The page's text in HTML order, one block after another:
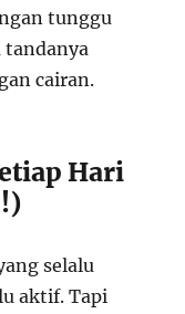
tunggu
cairan.
Hari
selalu
aktif. Tapi